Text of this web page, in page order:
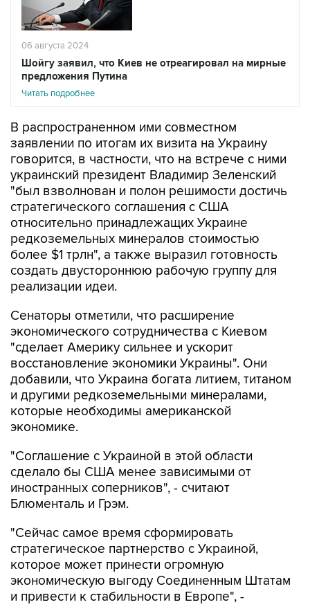
06 августа 2024
Шойгу заявил, что Киев не отреагировал на мирные
предложения Путина
Читать подробнее
В распространенном ими совместном
заявлении по итогам их визита на Украину
говорится, в частности, что на встрече с ними
украинский президент Владимир Зеленский
"был взволнован и полон решимости достичь
стратегического соглашения с США
относительно принадлежащих Украине
редкоземельных минералов стоимостью
более $1 трлн", а также выразил готовность
создать двустороннюю рабочую группу для
реализации идеи.
Сенаторы отметили, что расширение
экономического сотрудничества с Киевом
"сделает Америку сильнее и ускорит
восстановление экономики Украины". Они
добавили, что Украина богата литием, титаном
и другими редкоземельными минералами,
которые необходимы американской
экономике.
"Соглашение с Украиной в этой области
сделало бы США менее зависимыми от
иностранных соперников", - считают
Блюменталь и Грэм.
"Сейчас самое время сформировать
стратегическое партнерство с Украиной,
которое может принести огромную
экономическую выгоду Соединенным Штатам
и привести к стабильности в Европе", -